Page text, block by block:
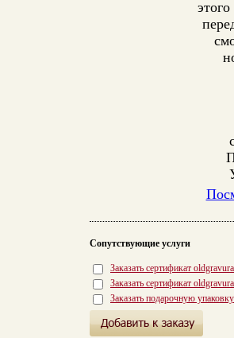
Сопутствующие услуги
Заказать сертификат
Заказать сертификат
Заказать подарочную